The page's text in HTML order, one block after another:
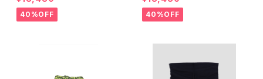
I SKIRT（GINGHAM TURQU
OISE/BROWN）
40%OFF
I SKIRT (GINGHAM LIME/BL
ACK）
40%OFF